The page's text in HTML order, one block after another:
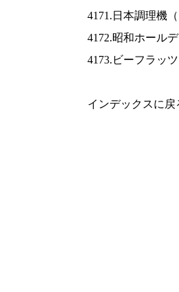
4171.日本調理機（
4172.昭和ホール
4173.ビーフラッ
インデックスに戻